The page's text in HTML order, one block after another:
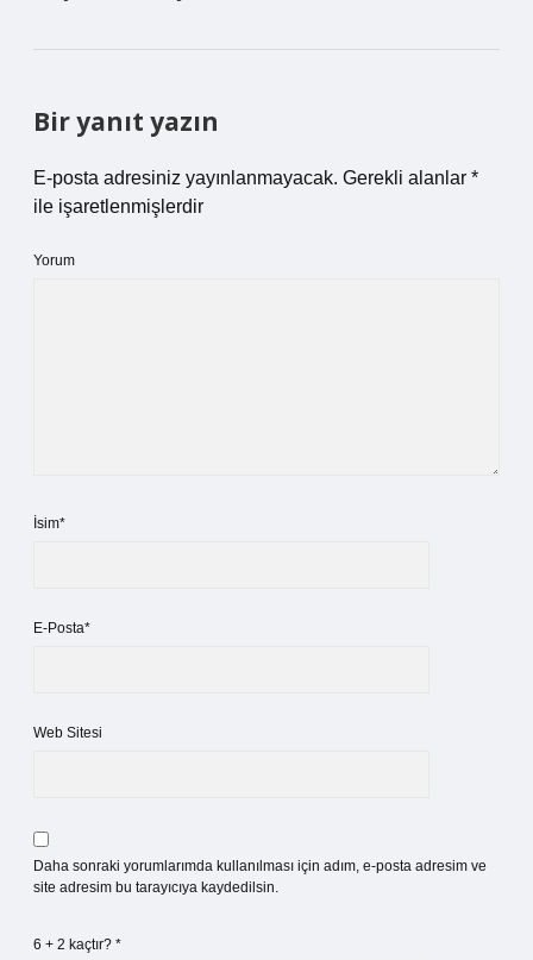
Bir yanıt yazın
E-posta adresiniz yayınlanmayacak. Gerekli alanlar *
ile işaretlenmişlerdir
Yorum
İsim*
E-Posta*
Web Sitesi
Daha sonraki yorumlarımda kullanılması için adım, e-posta adresim ve
site adresim bu tarayıcıya kaydedilsin.
6 + 2 kaçtır? *